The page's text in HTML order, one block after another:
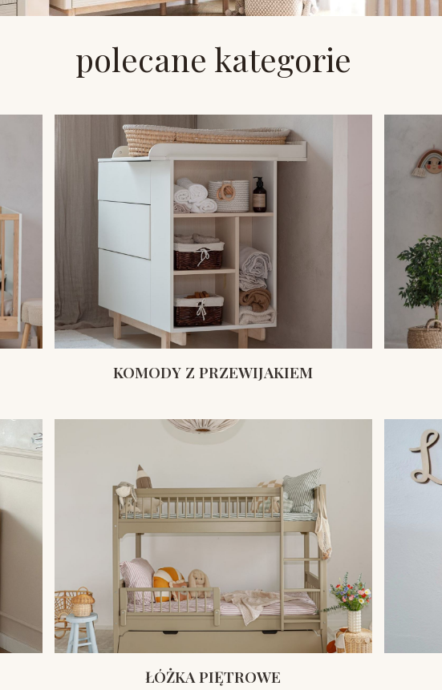
polecane kategorie
KOMODY Z PRZEWIJAKIEM
ŁÓŻKA PIĘTROWE